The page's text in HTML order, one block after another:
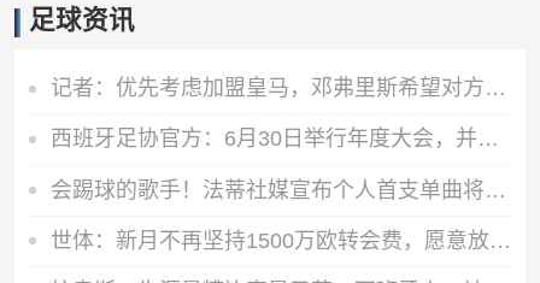
足球资讯
记者：优先考虑加盟皇马，邓弗里斯希望对方激活自己的解约金条款
西班牙足协官方：6月30日举行年度大会，并公布2026-27赛季赛程
会踢球的歌手！法蒂社媒宣布个人首支单曲将于6月19日上线
世体：新月不再坚持1500万欧转会费，愿意放行坎塞洛